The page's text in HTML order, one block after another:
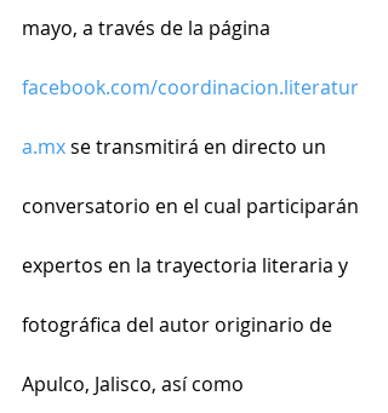
mayo, a través de la página
facebook.com/coordinacion.literatur
a.mx se transmitirá en directo un
conversatorio en el cual participarán
expertos en la trayectoria literaria y
fotográfica del autor originario de
Apulco, Jalisco, así como